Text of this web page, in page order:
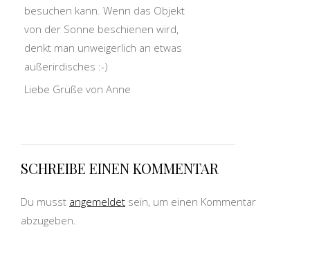
besuchen kann. Wenn das Objekt
von der Sonne beschienen wird,
denkt man unweigerlich an etwas
außerirdisches :-)
Liebe Grüße von Anne
SCHREIBE EINEN KOMMENTAR
Du musst angemeldet sein, um einen Kommentar
abzugeben.